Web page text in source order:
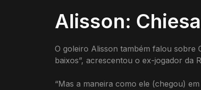
Alisson:
O goleiro Alisson também falou sobre
baixos”, acrescentou o ex-jogador da
“Mas a maneira como ele (chegou)